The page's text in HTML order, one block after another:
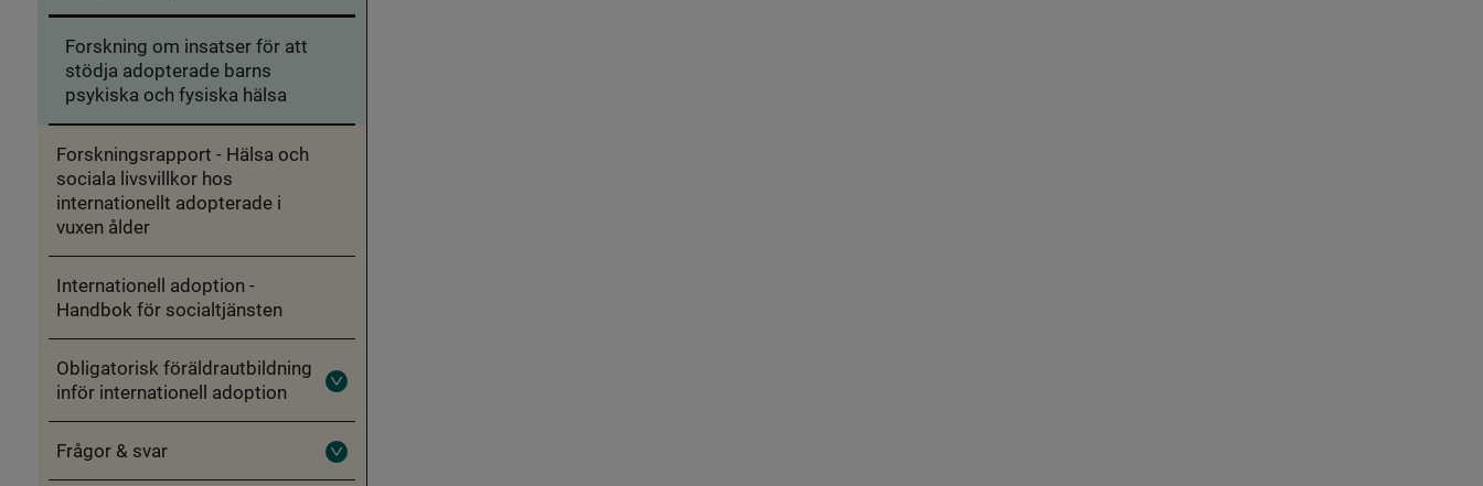
Forskning om insatser för att
stödja adopterade barns
psykiska och fysiska hälsa
Forskningsrapport - Hälsa och
sociala livsvillkor hos
internationellt adopterade i
vuxen ålder
Internationell adoption -
Handbok för socialtjänsten
Obligatorisk föräldrautbildning
inför internationell adoption
Fäll
Obligatorisk
föräldrautbildning
inför
Frågor & svar
Fäll
ut